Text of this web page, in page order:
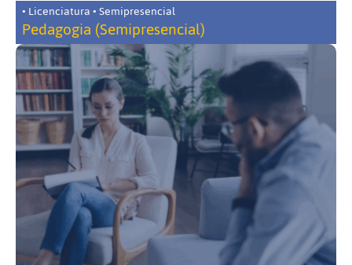
• Licenciatura • Semipresencial
Pedagogia (Semipresencial)